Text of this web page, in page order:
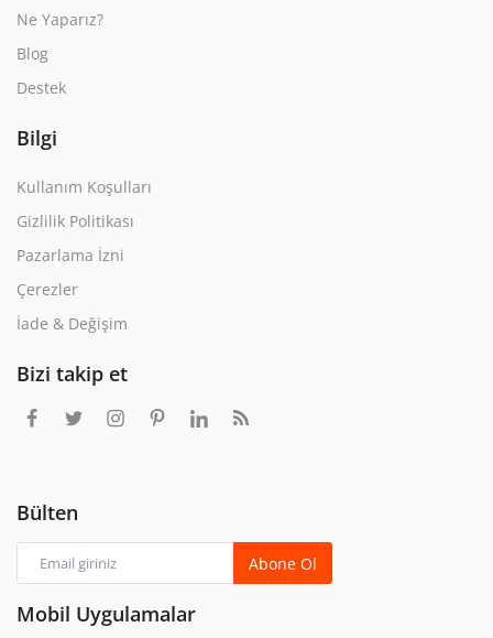
Ne Yaparız?
Blog
Destek
Bilgi
Kullanım Koşulları
Gizlilik Politikası
Pazarlama İzni
Çerezler
İade & Değişim
Bizi takip et
Bülten
Abone Ol
Mobil Uygulamalar